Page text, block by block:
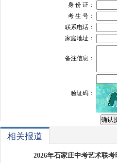
身 份 证：
考 生 号：
联系电话：
家庭地址：
备注信息：
验证码：
相关报道
2026年石家庄中考艺术联考